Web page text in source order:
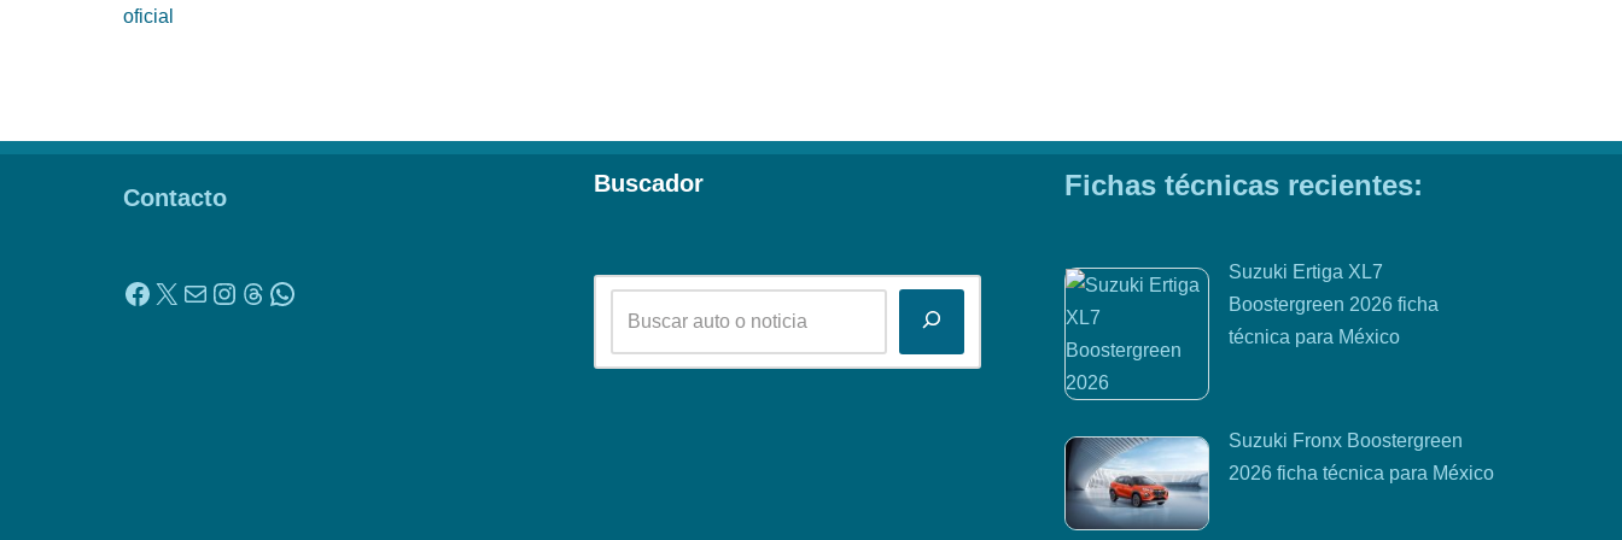
oficial
Contacto
Buscador Fichas técnicas recientes:
Suzuki Ertiga XL7
Boostergreen 2026 ficha
técnica para México
Suzuki Fronx Boostergreen
2026 ficha técnica para México